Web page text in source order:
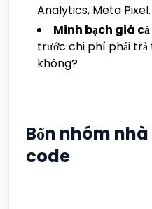
Analytics, Meta Pixel.
Minh bạch giá
trước chi phí phải
không?
Bốn nhóm
code